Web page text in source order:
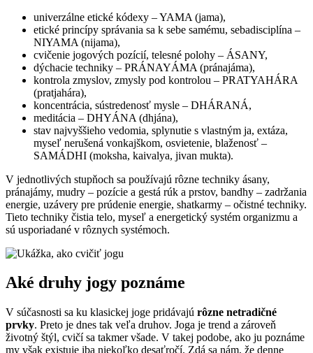
univerzálne etické kódexy – YAMA (jama),
etické princípy správania sa k sebe samému, sebadisciplína –
NIYAMA (nijama),
cvičenie jogových pozícií, telesné polohy – ÁSANY,
dýchacie techniky – PRÁNAYÁMA (pránajáma),
kontrola zmyslov, zmysly pod kontrolou – PRATYAHÁRA
(pratjahára),
koncentrácia, sústredenosť mysle – DHÁRANÁ,
meditácia – DHYÁNA (dhjána),
stav najvyššieho vedomia, splynutie s vlastným ja, extáza,
myseľ nerušená vonkajškom, osvietenie, blaženosť –
SAMÁDHI (moksha, kaivalya, jivan mukta).
V jednotlivých stupňoch sa používajú rôzne techniky ásany,
pránajámy, mudry – pozície a gestá rúk a prstov, bandhy – zadržania
energie, uzávery pre prúdenie energie, shatkarmy – očistné techniky.
Tieto techniky čistia telo, myseľ a energetický systém organizmu a
sú usporiadané v rôznych systémoch.
Aké druhy jogy poznáme
V súčasnosti sa ku klasickej joge pridávajú rôzne netradičné
prvky. Preto je dnes tak veľa druhov. Joga je trend a zároveň
životný štýl, cvičí sa takmer všade. V takej podobe, ako ju poznáme
my však existuje iba niekoľko desaťročí. Zdá sa nám, že denne